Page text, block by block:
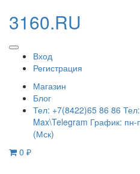
3160.RU
Вход
Регистрация
Магазин
Блог
Тел: +7(8422)65 86 86
Max\Telegram График:
(Мск)
0 ₽